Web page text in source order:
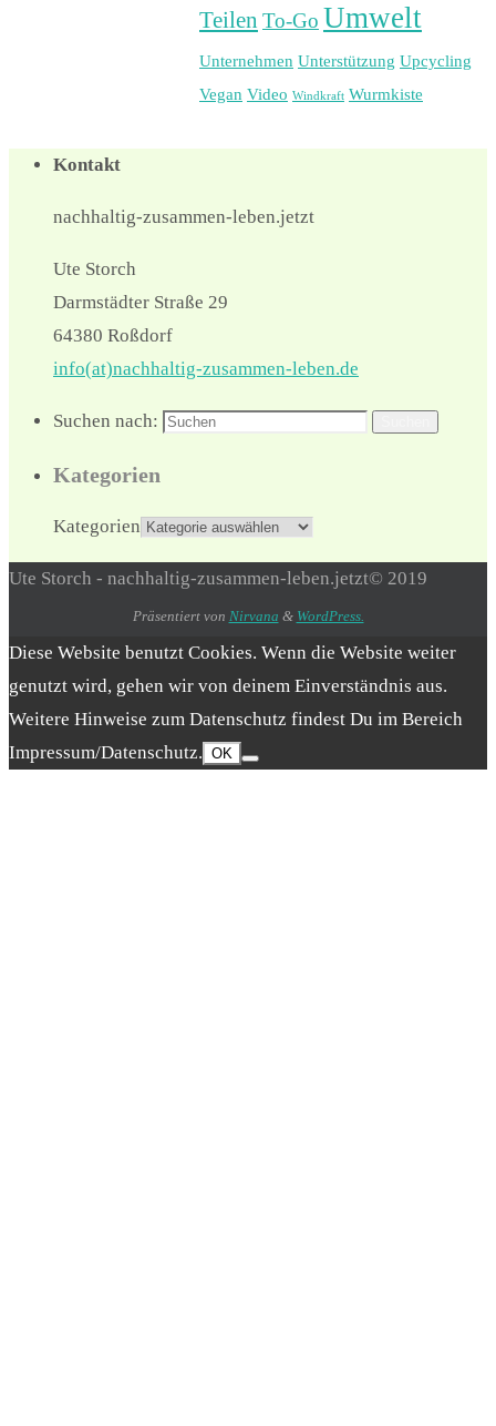
Teilen To-Go Umwelt
Unternehmen Unterstützung Upcycling
Vegan Video Windkraft Wurmkiste
Kontakt
nachhaltig-zusammen-leben.jetzt
Ute Storch
Darmstädter Straße 29
64380 Roßdorf
info(at)nachhaltig-zusammen-leben.de
Suchen nach:
Kategorien
Kategorien
Ute Storch - nachhaltig-zusammen-leben.jetzt© 2019
Präsentiert von Nirvana & WordPress.
Diese Website benutzt Cookies. Wenn die Website weiter
genutzt wird, gehen wir von deinem Einverständnis aus.
Weitere Hinweise zum Datenschutz findest Du im Bereich
Impressum/Datenschutz. OK